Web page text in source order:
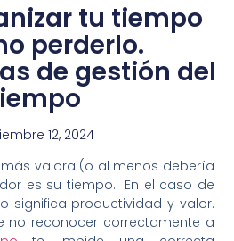
tu tiempo
perderlo.
de gestión del
12, 2024
valora (o al menos debería
es su tiempo. En el caso de
significa productividad y valor.
no reconocer correctamente a